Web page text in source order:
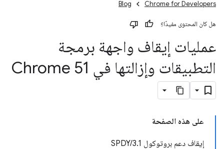
Chrome for Developers
Blog
هل كان المحتوى مفيدًا؟
عمليات إيقاف واجهة برمجة
التطبيقات وإزالتها في Chrome 51
على هذه الصفحة
إيقاف دعم بروتوكول SPDY/3.1